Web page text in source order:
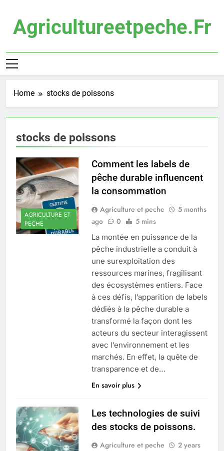
contentAgricultureetpeche.fr
Home stocks de poissons
stocks de poissons
AGRICULTURE ET
PECHE
Comment les labels de
pêche durable influencent
la consommation
Agriculture et peche
5 months
ago
0 5 mins
La montée en puissance de la
pêche industrielle a conduit à
une surexploitation des
ressources marines, fragilisant
des écosystèmes entiers. Face
à ces défis, l’apparition de labels
dédiés à la pêche durable a
transformé la façon dont les
acteurs du secteur interagissent
avec l’environnement et les
marchés. En effet, la quête de
transparence et de…
En savoir plus
Les technologies de suivi
des stocks de poissons.
Agriculture et peche
2 years